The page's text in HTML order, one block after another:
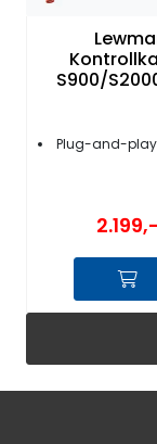
S900/
Plug-and-play
2.199,-